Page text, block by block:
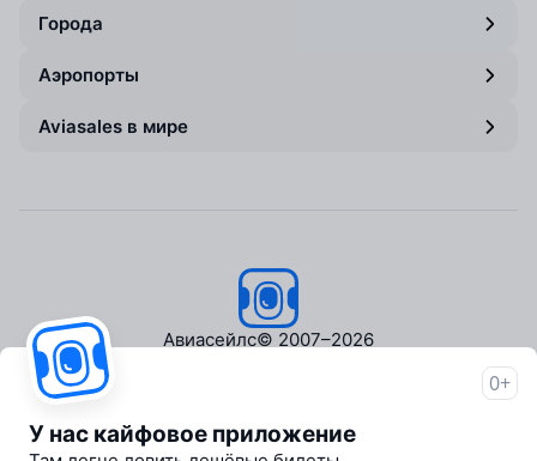
Города
Аэропорты
Aviasales в мире
Авиасейлс© 2007–2026
Пресс‑центр
Travelpayouts
0+
У нас кайфовое приложение